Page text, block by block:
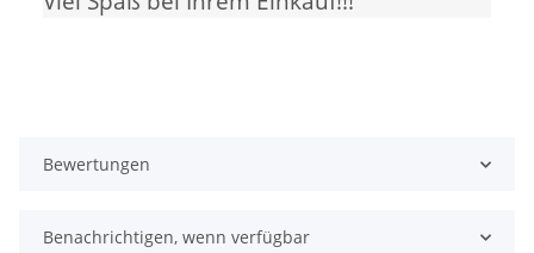
Bewertungen
Benachrichtigen, wenn verfügbar